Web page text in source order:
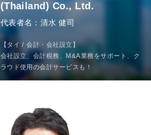
(Thailand) Co., Ltd.
代表者名：清水 健司
【タイ / 会計・会社設立】
会社設立、会計税務、M&A業務をサポート、ク
ラウド使用の会計サービスも！